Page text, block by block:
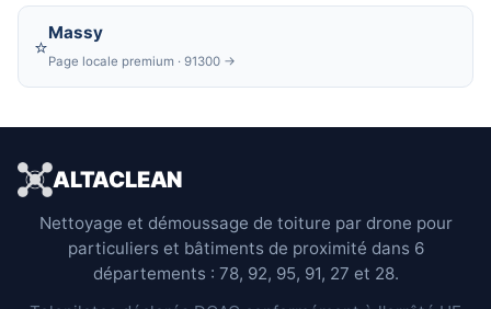
⭐
Massy
Page locale premium · 91300 →
ALTACLEAN
Nettoyage et démoussage de toiture par drone pour
particuliers et bâtiments de proximité dans 6
départements : 78, 92, 95, 91, 27 et 28.